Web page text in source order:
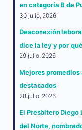
en categoría B de
30 julio, 2026
Desconexión
dice la ley y por
29 julio, 2026
Mejores promedios
destacados
28 julio, 2026
El Presbítero Diego
del Norte,